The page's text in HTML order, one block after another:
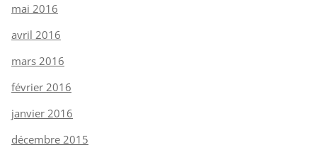
mai 2016
avril 2016
mars 2016
février 2016
janvier 2016
décembre 2015